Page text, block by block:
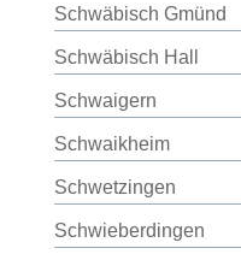
Schwäbisch Gmünd
Schwäbisch Hall
Schwaigern
Schwaikheim
Schwetzingen
Schwieberdingen